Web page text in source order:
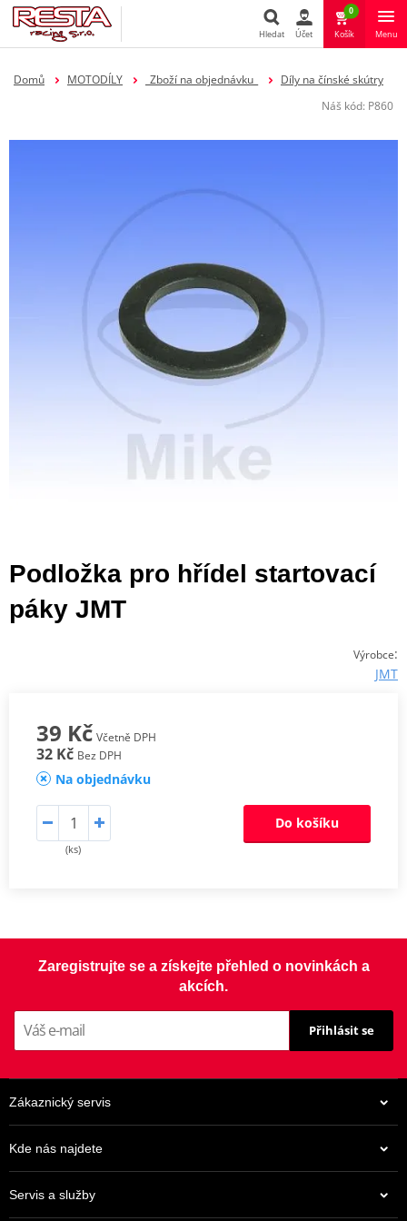
Hledat
Hledat Účet
0
Košík Menu
Domů MOTODÍLY _Zboží na objednávku_
Díly na čínské skútry
Náš kód: P860
Podložka pro hřídel startovací
páky JMT
Výrobce:
JMT
39 Kč Včetně DPH
32 Kč Bez DPH
Na objednávku
(ks)
Do košíku
Zaregistrujte se a získejte přehled o novinkách a
akcích.
Přihlásit se
Zákaznický servis
Kde nás najdete
Servis a služby